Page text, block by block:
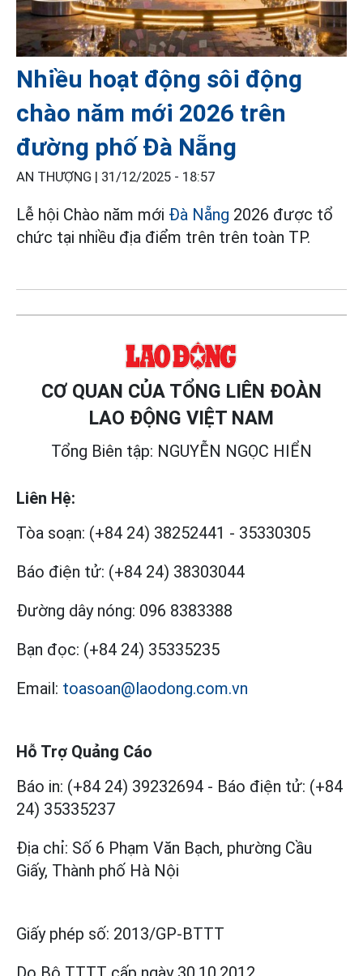
Nhiều hoạt động sôi động
chào năm mới 2026 trên
đường phố Đà Nẵng
AN THƯỢNG | 31/12/2025 - 18:57
Lễ hội Chào năm mới Đà Nẵng 2026 được tổ
chức tại nhiều địa điểm trên trên toàn TP.
CƠ QUAN CỦA TỔNG LIÊN ĐOÀN
LAO ĐỘNG VIỆT NAM
Tổng Biên tập: NGUYỄN NGỌC HIỂN
Liên Hệ:
Tòa soạn: (+84 24) 38252441 - 35330305
Báo điện tử: (+84 24) 38303044
Đường dây nóng: 096 8383388
Bạn đọc: (+84 24) 35335235
Email: toasoan@laodong.com.vn
Hỗ Trợ Quảng Cáo
Báo in: (+84 24) 39232694 - Báo điện tử: (+84
24) 35335237
Địa chỉ: Số 6 Phạm Văn Bạch, phường Cầu
Giấy, Thành phố Hà Nội
Giấy phép số: 2013/GP-BTTT